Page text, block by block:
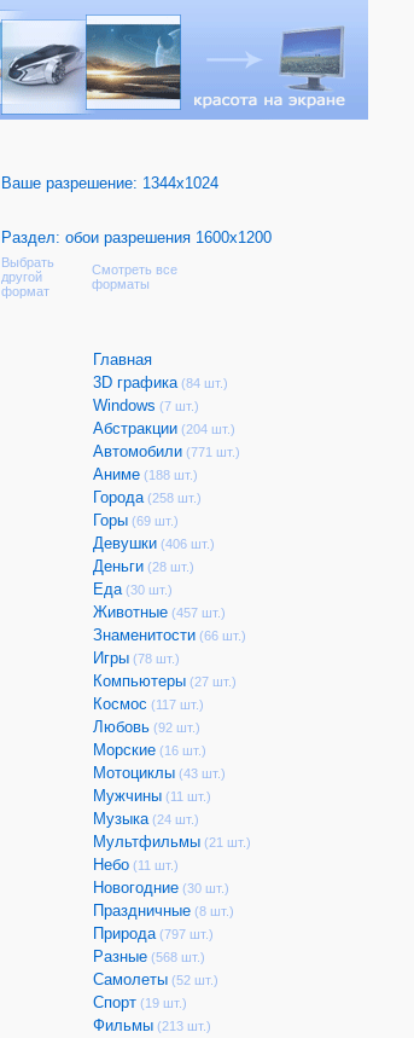
Ваше разрешение: 1344x1024
Раздел: обои разрешения 1600x1200
Выбрать
другой
формат
Смотреть все
форматы
Главная
3D графика(84 шт.)
Windows (7 шт.)
Абстракции(204 шт.)
Автомобили(771 шт.)
Аниме(188 шт.)
Города(258 шт.)
Горы(69 шт.)
Девушки(406 шт.)
Деньги(28 шт.)
Еда(30 шт.)
Животные(457 шт.)
Знаменитости(66 шт.)
Игры(78 шт.)
Компьютеры(27 шт.)
Космос (117 шт.)
Любовь(92 шт.)
Морские(16 шт.)
Мотоциклы(43 шт.)
Мужчины(11 шт.)
Музыка(24 шт.)
Мультфильмы(21 шт.)
Небо(11 шт.)
Новогодние(30 шт.)
Праздничные(8 шт.)
Природа(797 шт.)
Разные(568 шт.)
Самолеты(52 шт.)
Спорт(19 шт.)
Фильмы(213 шт.)